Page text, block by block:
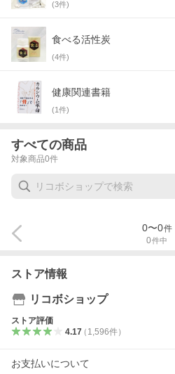
(3件)
食べる活性炭
(4件)
健康関連書籍
(1件)
すべての商品
対象商品0件
0件中
0〜0件
ストア情報
リコボショップ
ストア評価
4.17（ 1,596件）
お支払いについて